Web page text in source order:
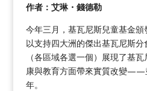
作者：艾琳・錢德勒
今年三月，基瓦尼斯兒童基金
以支持四大洲的傑出基瓦尼斯
（各區域各選一個）展現了基
康與教育方面帶來實質改變——
年。